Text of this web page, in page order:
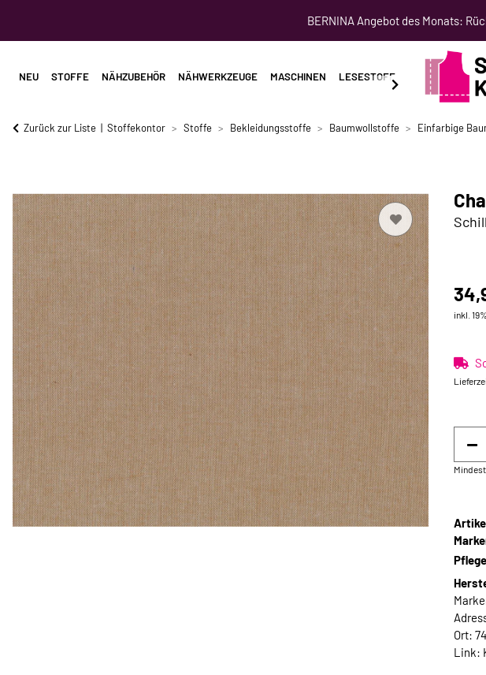
BERNINA Angebot des Monats:
NEU STOFFE NÄHZUBEHÖR NÄHWERKZEUGE MASCHINEN LESESTOFF SCHNITTMUSTER
Zurück zur Liste Stoffekontor Stoffe Bekleidungsstoffe Baumwollstoffe Einfarbige
inkl.
Ort:
Link: